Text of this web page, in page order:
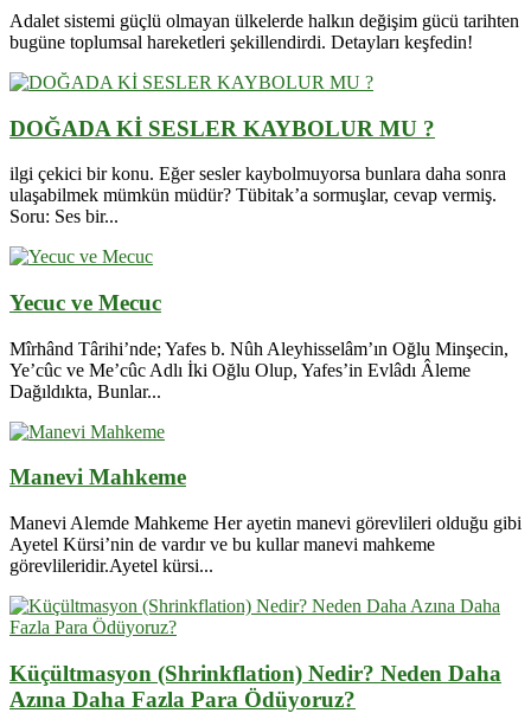
Adalet sistemi güçlü olmayan ülkelerde halkın değişim gücü tarihten
bugüne toplumsal hareketleri şekillendirdi. Detayları keşfedin!
DOĞADA Kİ SESLER KAYBOLUR MU ?
ilgi çekici bir konu. Eğer sesler kaybolmuyorsa bunlara daha sonra
ulaşabilmek mümkün müdür? Tübitak’a sormuşlar, cevap vermiş.
Soru: Ses bir...
Yecuc ve Mecuc
Mîrhând Târihi’nde; Yafes b. Nûh Aleyhisselâm’ın Oğlu Minşecin,
Ye’cûc ve Me’cûc Adlı İki Oğlu Olup, Yafes’in Evlâdı Âleme
Dağıldıkta, Bunlar...
Manevi Mahkeme
Manevi Alemde Mahkeme Her ayetin manevi görevlileri olduğu gibi
Ayetel Kürsi’nin de vardır ve bu kullar manevi mahkeme
görevlileridir.Ayetel kürsi...
Küçültmasyon (Shrinkflation) Nedir? Neden Daha
Azına Daha Fazla Para Ödüyoruz?